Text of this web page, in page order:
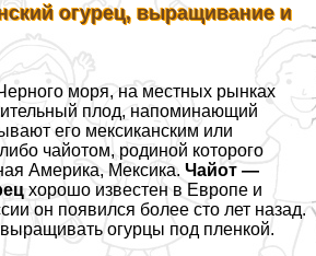
огурец, выращивание и
моря, на местных рынках
плод, напоминающий
его мексиканским или
чайотом, родиной которого
Америка, Мексика. Чайот —
хорошо известен в Европе и
он появился более сто лет назад.
выращивать огурцы под пленкой.